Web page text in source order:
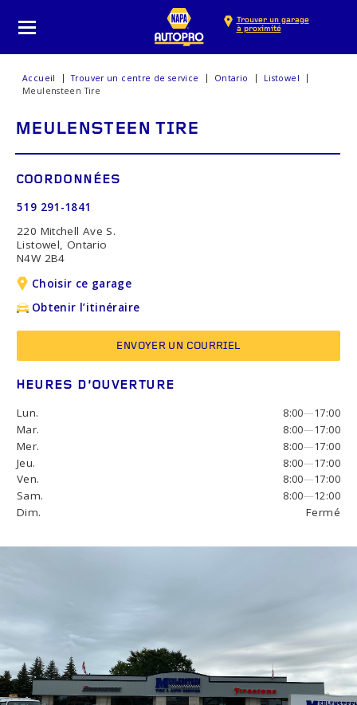
Trouver un garage
à proximité
Accueil Trouver un centre de service Ontario
Listowel
Meulensteen Tire
MEULENSTEEN TIRE
COORDONNÉES
519 291-1841
220 Mitchell Ave S.
Listowel, Ontario
N4W 2B4
Choisir ce garage
Obtenir l’itinéraire
ENVOYER UN COURRIEL
HEURES D’OUVERTURE
Lun. 8:00—17:00
Mar.
8:00—17:00
Mer.
8:00—17:00
Jeu.
8:00—17:00
Ven.
8:00—17:00
Sam.
8:00—12:00
Dim.
Fermé